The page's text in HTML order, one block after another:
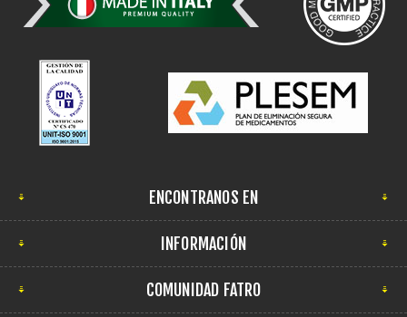
ENCONTRANOS EN
INFORMACIÓN
COMUNIDAD FATRO